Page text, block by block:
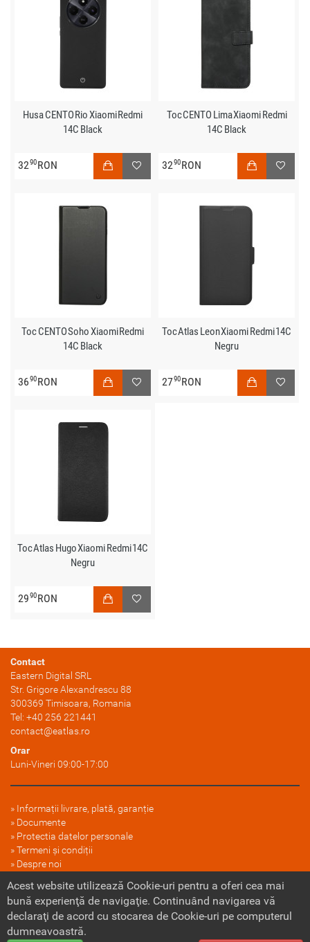
Husa CENTO Rio Xiaomi Redmi
14C Black
3290RON
Toc CENTO Lima Xiaomi Redmi
14C Black
3290RON
Toc CENTO Soho Xiaomi Redmi
14C Black
3690RON
Toc Atlas Leon Xiaomi Redmi 14C
Negru
2790RON
Toc Atlas Hugo Xiaomi Redmi 14C
Negru
2990RON
Contact
Eastern Digital SRL
Str. Grigore Alexandrescu 88
300369 Timisoara, Romania
Tel: +40 256 221441
contact@eatlas.ro
Orar
Luni-Vineri 09:00-17:00
Informații livrare, plată, garanție
Documente
Protectia datelor personale
Termeni și condiții
Despre noi
Politica cookie
Acest website utilizează Cookie-uri pentru a oferi cea mai
bună experienţă de navigaţie. Continuând navigarea vă
declaraţi de acord cu stocarea de Cookie-uri pe computerul
dumneavoastră.